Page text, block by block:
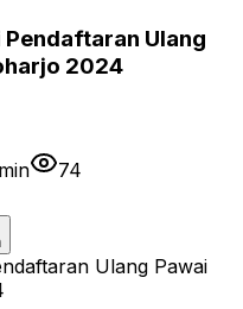
Ulang
2024
min
74